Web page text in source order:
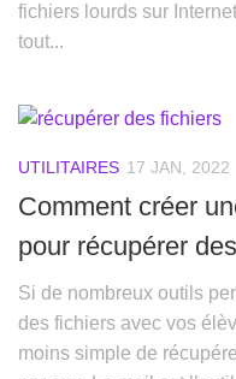
fichiers lourds sur
tout...
UTILITAIRES 17 JAN, 2022
Comment créer
pour récupérer
Si de nombreux outils
des fichiers avec vos
moins simple de